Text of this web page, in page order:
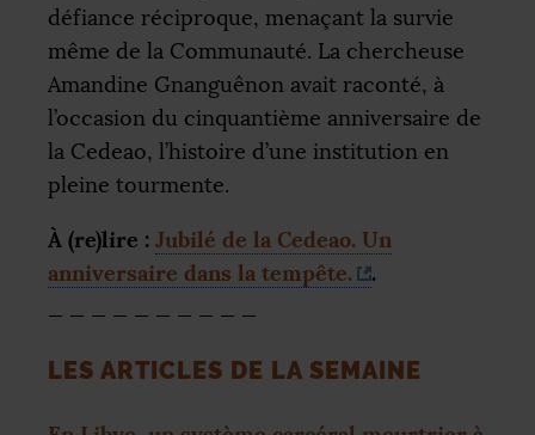
défiance réciproque, menaçant la survie
même de la Communauté. La chercheuse
Amandine Gnanguênon avait raconté, à
l’occasion du cinquantième anniversaire de
la Cedeao, l’histoire d’une institution en
pleine tourmente.
À (re)lire : Jubilé de la Cedeao. Un
anniversaire dans la tempête.
.
LES ARTICLES DE LA SEMAINE